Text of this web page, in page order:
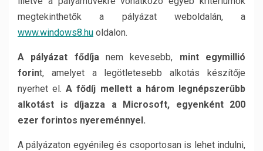
megtekinthetők a pályázat weboldalán, a
www.windows8.hu oldalon.
A pályázat fődíjanem kevesebb, mint egymillió
forint, amelyet a legötletesebb alkotás készítője
nyerhet el.A fődíj mellett a három legnépszerűbb
alkotást is díjazza a Microsoft, egyenként 200
ezer forintos nyereménnyel.
A pályázaton egyénileg és csoportosan is lehet indulni,